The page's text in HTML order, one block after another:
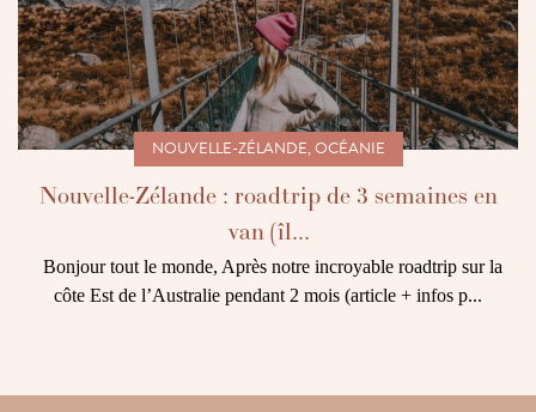
NOUVELLE-ZÉLANDE,OCÉANIE
Nouvelle-Zélande : roadtrip de 3 semaines en
van (îl...
Bonjour tout le monde, Après notre incroyable roadtrip sur la
côte Est de l’Australie pendant 2 mois (article + infos p...